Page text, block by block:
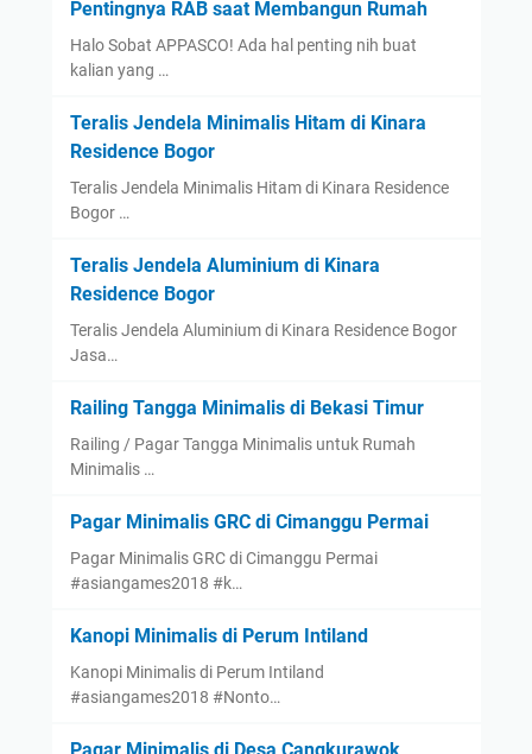
Pentingnya RAB saat Membangun Rumah
Halo Sobat APPASCO! Ada hal penting nih buat
kalian yang …
Teralis Jendela Minimalis Hitam di Kinara
Residence Bogor
Teralis Jendela Minimalis Hitam di Kinara Residence
Bogor …
Teralis Jendela Aluminium di Kinara
Residence Bogor
Teralis Jendela Aluminium di Kinara Residence Bogor
Jasa…
Railing Tangga Minimalis di Bekasi Timur
Railing / Pagar Tangga Minimalis untuk Rumah
Minimalis …
Pagar Minimalis GRC di Cimanggu Permai
Pagar Minimalis GRC di Cimanggu Permai
#asiangames2018 #k…
Kanopi Minimalis di Perum Intiland
Kanopi Minimalis di Perum Intiland
#asiangames2018 #Nonto…